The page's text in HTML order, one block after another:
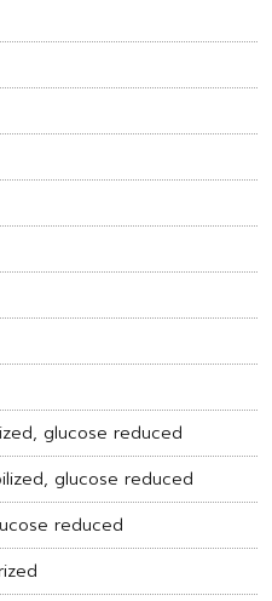
glucose reduced
glucose reduced
reduced